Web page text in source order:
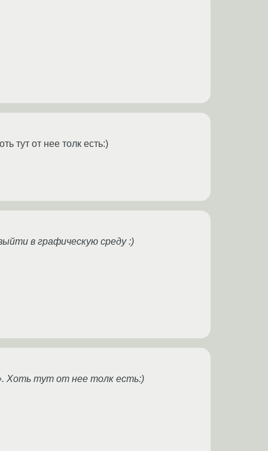
тут от нее толк есть:)
в графическую среду :)
Хоть тут от нее толк есть:)